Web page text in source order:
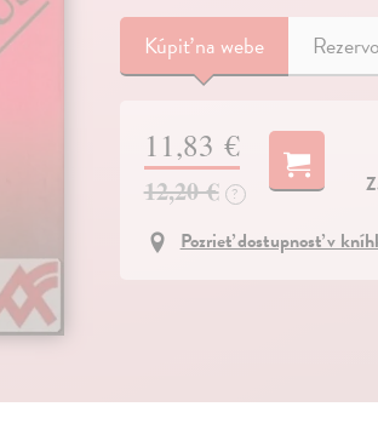
Kúpiťna webe
11,83 €
12,20 € ?
Pozrieť dostupnosť v